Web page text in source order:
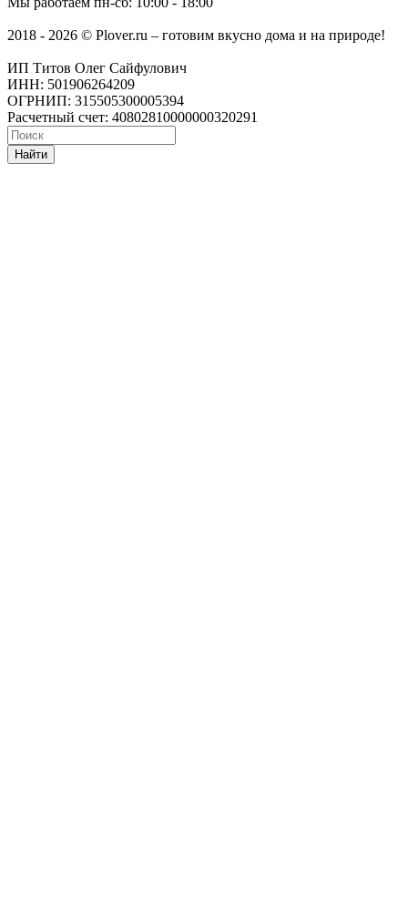
2018 - 2026 © Plover.ru – готовим вкусно дома и на природе!
ИП Титов Олег Сайфулович
ИНН: 501906264209
ОГРНИП: 315505300005394
Расчетный счет: 40802810000000320291
Найти